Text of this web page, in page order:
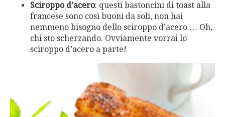
Sciroppo d’acero: questi bastoncini di toast alla
francese sono così buoni da soli, non hai
nemmeno bisogno dello sciroppo d’acero … Oh,
chi sto scherzando. Ovviamente vorrai lo
sciroppo d’acero a parte!